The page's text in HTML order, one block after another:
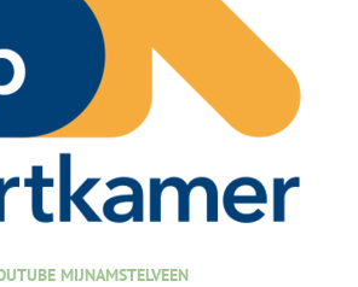
MIJNAMSTELVEEN